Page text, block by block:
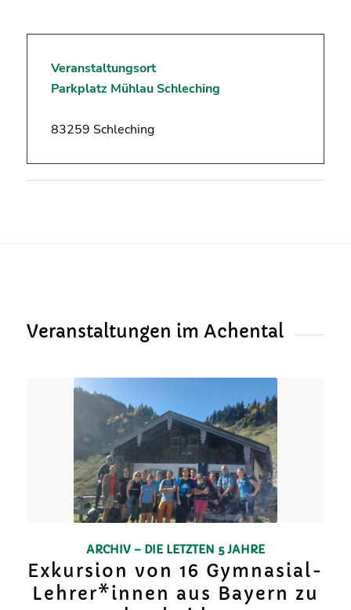
Veranstaltungsort
Parkplatz Mühlau Schleching
83259 Schleching
Veranstaltungen im Achental
ARCHIV – DIE LETZTEN 5 JAHRE
Exkursion von 16 Gymnasial-
Lehrer*innen aus Bayern zu